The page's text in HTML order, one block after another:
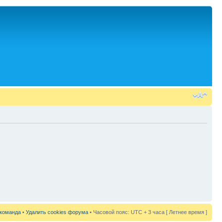
• Удалить cookies форума • Часовой пояс: UTC + 3 часа [ Летнее время ]